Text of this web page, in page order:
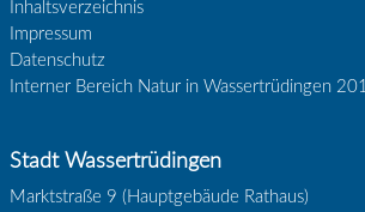
Inhaltsverzeichnis
Impressum
Datenschutz
Interner Bereich Natur in Wassertrüdingen
Stadt Wassertrüdingen
Marktstraße 9 (Hauptgebäude Rathaus)